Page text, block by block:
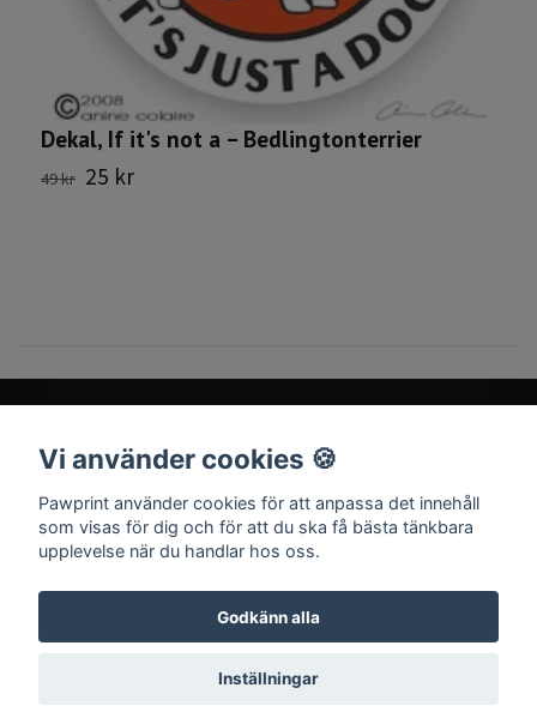
Dekal, If it's not a – Bedlingtonterrier
49 kr 25 kr
Sociala medier
© 2026 Pawprint
Vi använder cookies 🍪
Pawprint använder cookies för att anpassa det innehåll
som visas för dig och för att du ska få bästa tänkbara
upplevelse när du handlar hos oss.
Godkänn alla
Inställningar